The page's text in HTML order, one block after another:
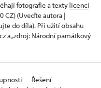
fotografie a texty licenci
CZ) (Uveďte autora |
do díla). Při užití obsahu
a „zdroj: Národní památkový
Řešení